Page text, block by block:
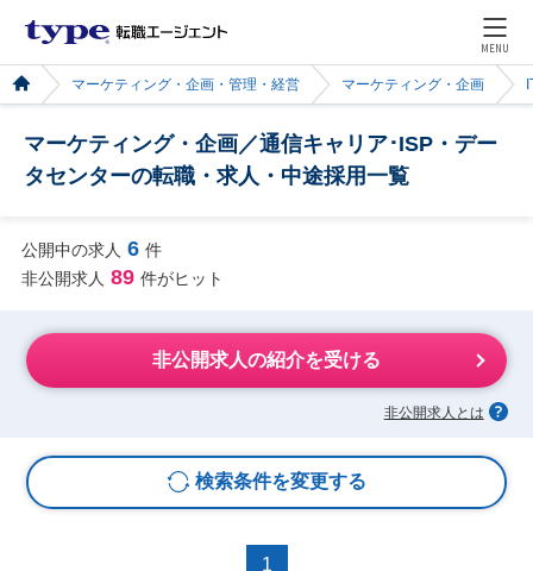
MENU
マーケティング・企画・管理・経営 マーケティング・企画
マーケティング・企画／通信キャリア･ISP・デー
タセンターの転職・求人・中途採用一覧
公開中の求人 6 件
非公開求人 89 件がヒット
非公開求人の紹介を受ける
非公開求人とは
検索条件を変更する
1